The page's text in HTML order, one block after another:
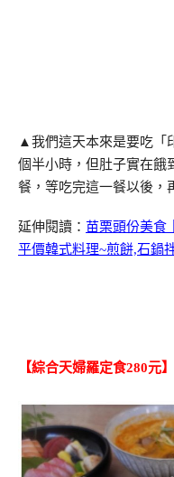
▲我們這天本來是要吃「
個半小時，但肚子實在餓
餐，等吃完這一餐以後，
延伸閱讀： 苗栗頭份美食
平價韓式料理~煎餅,石鍋
【綜合天婦羅定食280元】